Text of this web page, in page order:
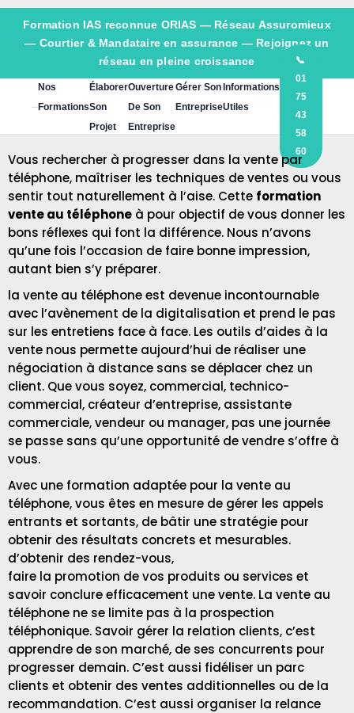
Formation IAS reconnue ORIAS — Réseau Assuromieux
— Courtier & Mandataire en assurance — Rejoignez un
réseau en pleine croissance
Nos
Formations
Élaborer
Son
Projet
Ouverture
De Son
Entreprise
Gérer Son
Entreprise
Informations
Utiles
📞
01
75
43
58
60
Vous rechercher à progresser dans la vente par
téléphone, maîtriser les techniques de ventes ou vous
sentir tout naturellement à l’aise. Cette formation
vente au téléphone à pour objectif de vous donner les
bons réflexes qui font la différence. Nous n’avons
qu’une fois l’occasion de faire bonne impression,
autant bien s’y préparer.
la vente au téléphone est devenue incontournable
avec l’avènement de la digitalisation et prend le pas
sur les entretiens face à face. Les outils d’aides à la
vente nous permette aujourd’hui de réaliser une
négociation à distance sans se déplacer chez un
client. Que vous soyez, commercial, technico-
commercial, créateur d’entreprise, assistante
commerciale, vendeur ou manager, pas une journée
se passe sans qu’une opportunité de vendre s’offre à
vous.
Avec une formation adaptée pour la vente au
téléphone, vous êtes en mesure de gérer les appels
entrants et sortants, de bâtir une stratégie pour
obtenir des résultats concrets et mesurables.
d’obtenir des rendez-vous,
faire la promotion de vos produits ou services et
savoir conclure efficacement une vente. La vente au
téléphone ne se limite pas à la prospection
téléphonique. Savoir gérer la relation clients, c’est
apprendre de son marché, de ses concurrents pour
progresser demain. C’est aussi fidéliser un parc
clients et obtenir des ventes additionnelles ou de la
recommandation. C’est aussi organiser la relance